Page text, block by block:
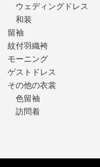
ウェディングドレス
和装
留袖
紋付羽織袴
モーニング
ゲストドレス
その他の衣裳
色留袖
訪問着